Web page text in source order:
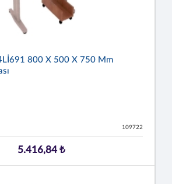
800 X 500 X 750 Mm
109722
5.416,84 ₺